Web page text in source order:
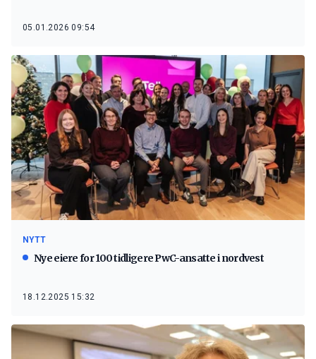
05.01.2026 09:54
NYTT
Nye eiere for 100 tidligere PwC-ansatte i nordvest
18.12.2025 15:32